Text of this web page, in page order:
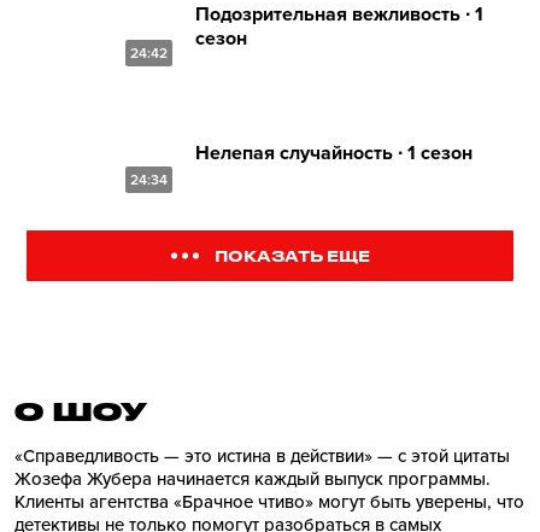
24:42
Подозрительная вежливость ∙ 1
сезон
24:34
Нелепая случайность ∙ 1 сезон
ПОКАЗАТЬ ЕЩЕ
О ШОУ
«Справедливость — это истина в действии» — с этой цитаты
Жозефа Жубера начинается каждый выпуск программы.
Клиенты агентства «Брачное чтиво» могут быть уверены, что
детективы не только помогут разобраться в самых